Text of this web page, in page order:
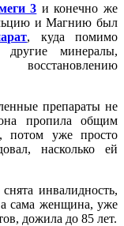
3 и конечно же
и Магнию был
, куда помимо
минералы,
препараты не
пропила общим
потом уже просто
насколько ей
инвалидность,
сама женщина, уже
дожила до 85 лет.